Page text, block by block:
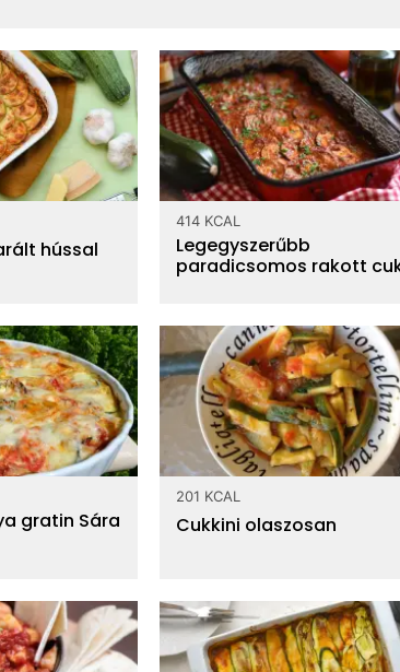
hússal
414 KCAL
Legegyszerűbb
paradicsomos rakott
gratin Sára
201 KCAL
Cukkini olaszosan